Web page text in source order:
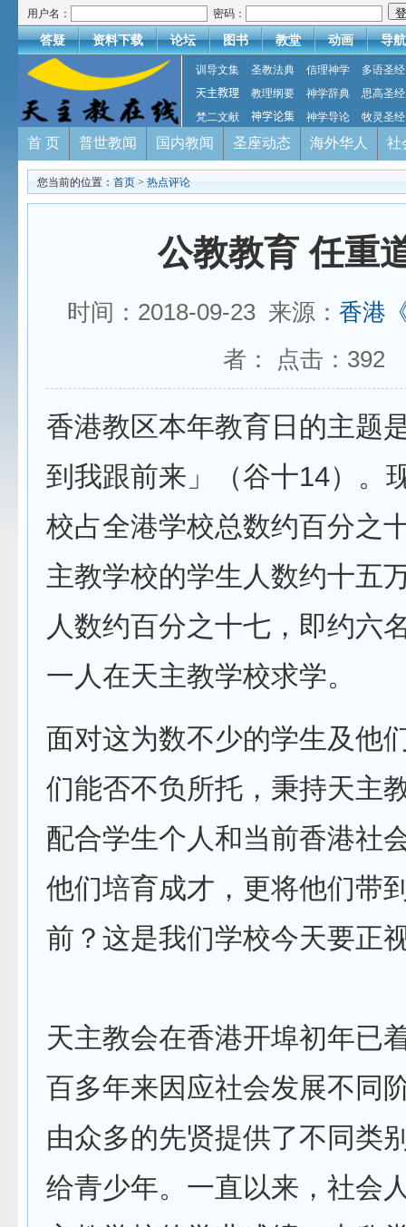
用户名： 密码：
答疑 资料下载 论坛 图书 教堂 动画 导航
训导文集 圣教法典 信理神学
多语圣经
天主教理
教理纲要 神学辞典
思高圣经
梵二文献
神学论集 神学导论 牧灵圣经
首 页 普世教闻 国内教闻 圣座动态 海外华人 社
您当前的位置： 首页 > 热点评论
公教教育 任重
时间：2018-09-23 来源： 香港
者： 点击： 392
香港教区本年教育日的主题
到我跟前来」（谷十14）。
校占全港学校总数约百分之
主教学校的学生人数约十五
人数约百分之十七，即约六
一人在天主教学校求学。
面对这为数不少的学生及他
们能否不负所托，秉持天主
配合学生个人和当前香港社
他们培育成才，更将他们带
前？这是我们学校今天要正
天主教会在香港开埠初年已
百多年来因应社会发展不同
由众多的先贤提供了不同类
给青少年。一直以来，社会